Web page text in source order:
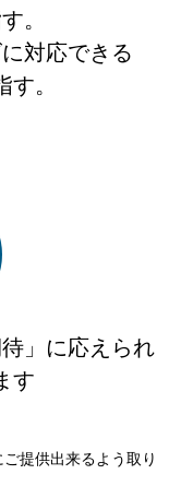
。
対応できる
。
」に応えられ
す
提供出来るよう取り